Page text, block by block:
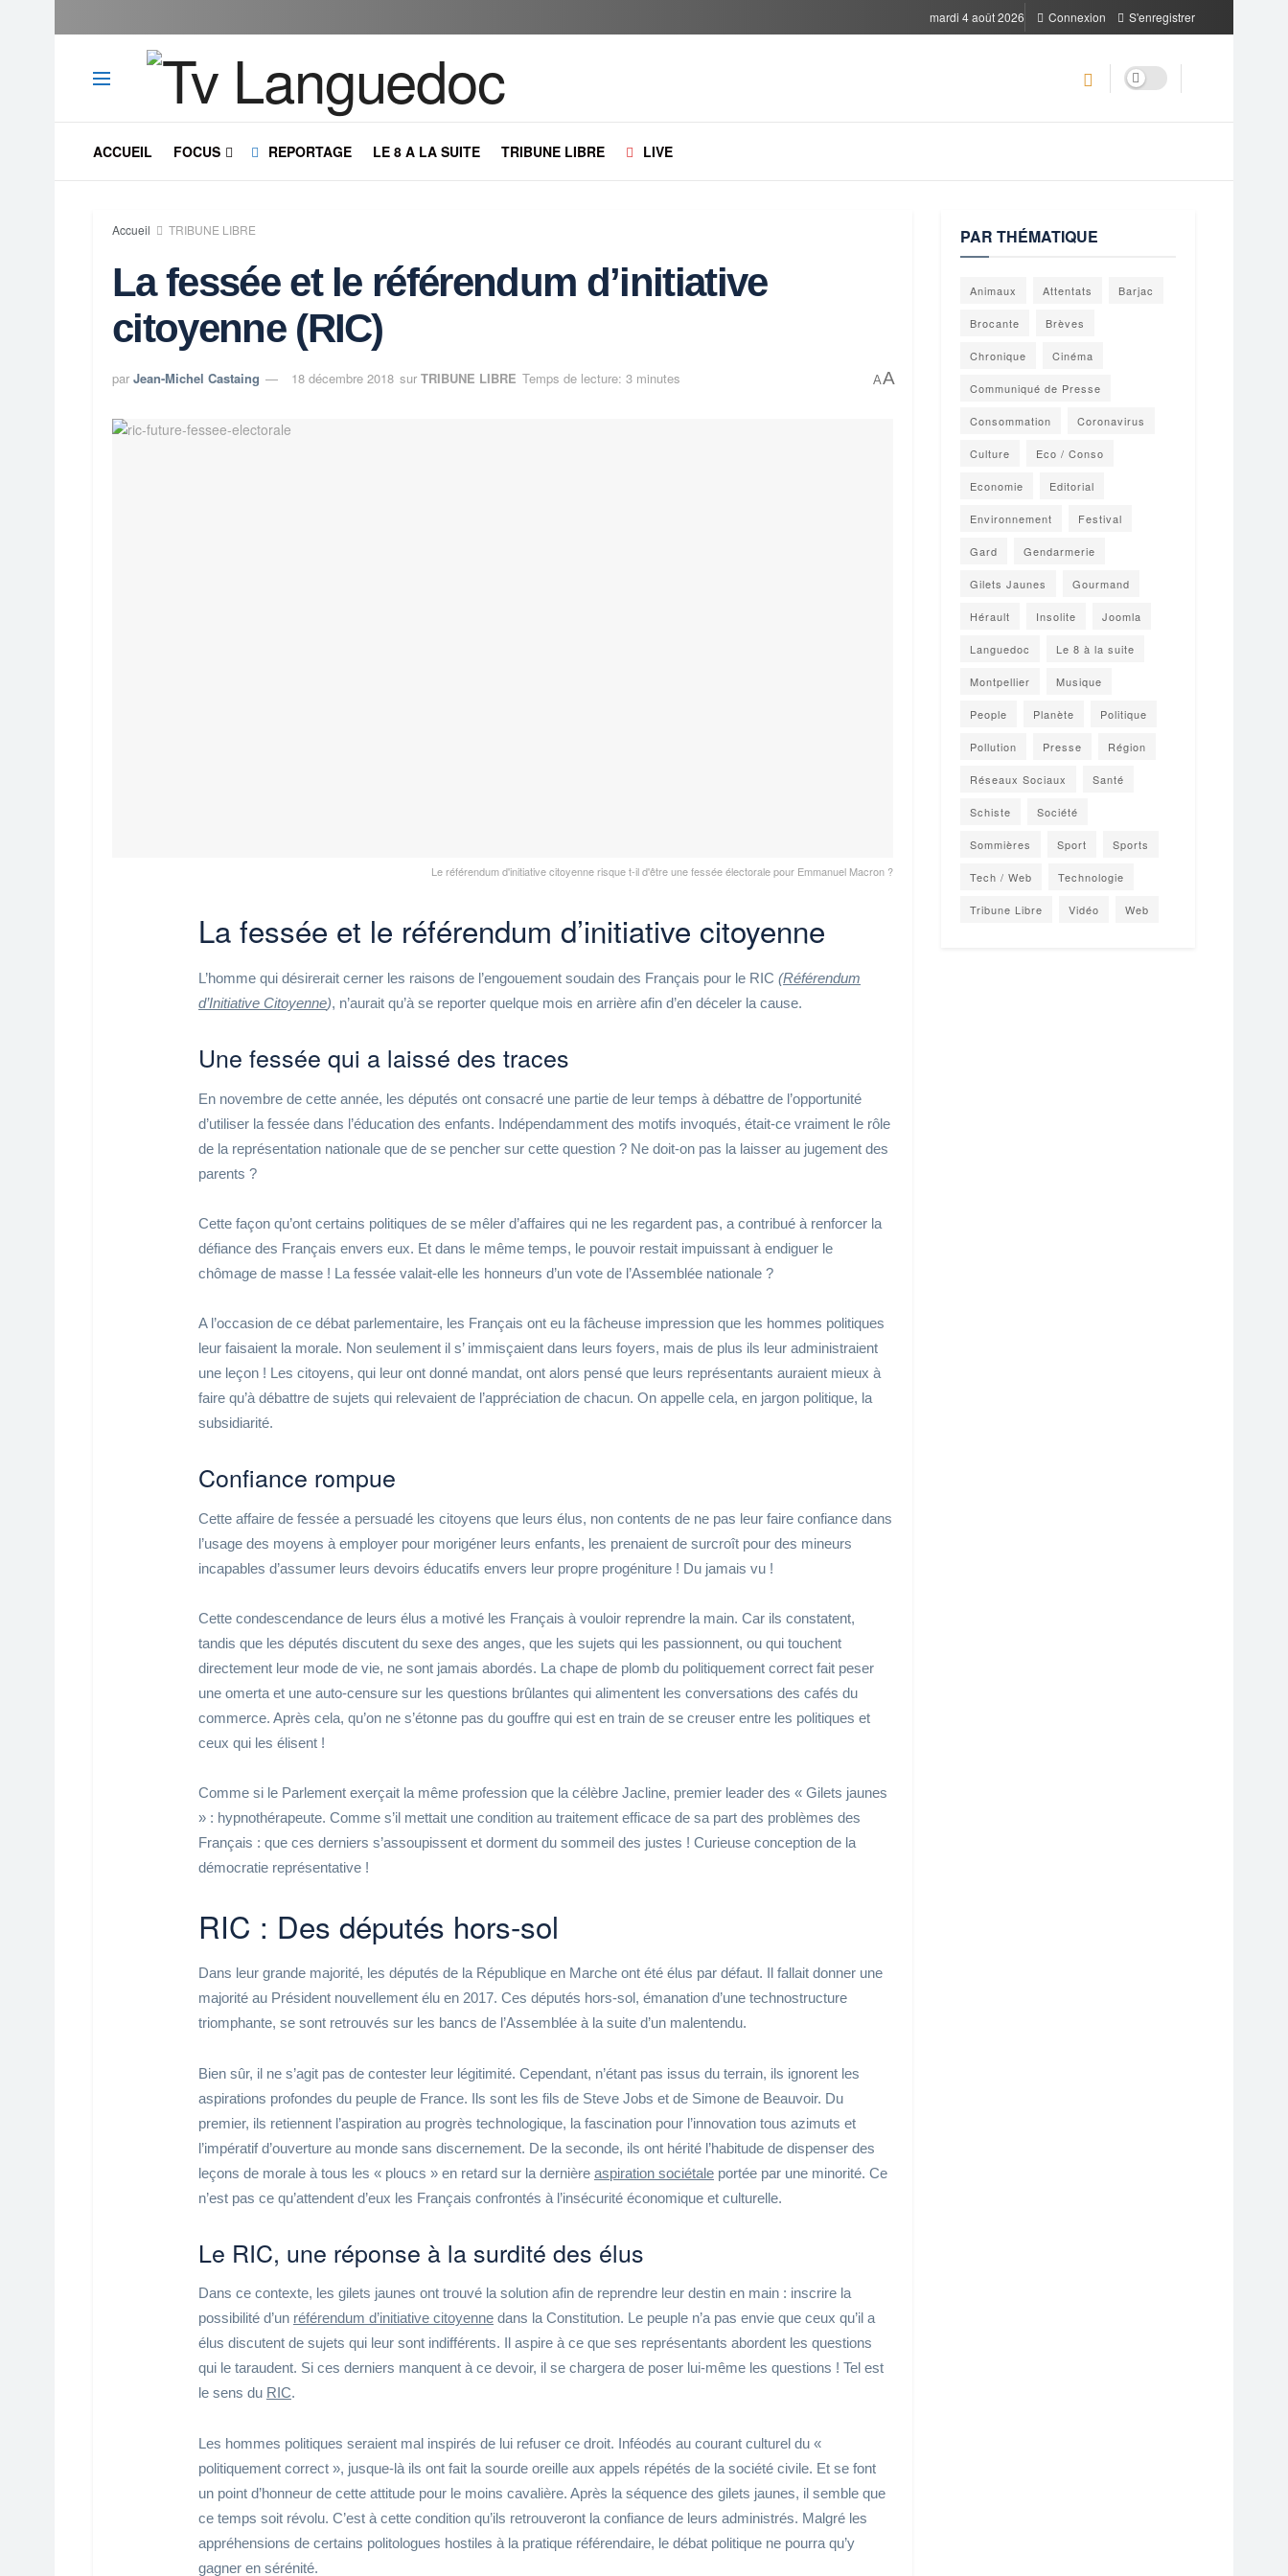
mardi 4 août 2026 Connexion S'enregistrer
ACCUEIL FOCUS REPORTAGE LE 8 A LA SUITE TRIBUNE LIBRE LIVE
Accueil TRIBUNE LIBRE
La fessée et le référendum d’initiative
citoyenne (RIC)
par Jean-Michel Castaing 18 décembre 2018 sur TRIBUNE LIBRE Temps de lecture: 3 minutes AA
Le référendum d'initiative citoyenne risque t-il d'être une fessée électorale pour Emmanuel Macron ?
La fessée et le référendum d’initiative citoyenne
L’homme qui désirerait cerner les raisons de l’engouement soudain des Français pour le RIC (Référendum
d’Initiative Citoyenne), n’aurait qu’à se reporter quelque mois en arrière afin d’en déceler la cause.
Une fessée qui a laissé des traces
En novembre de cette année, les députés ont consacré une partie de leur temps à débattre de l’opportunité
d’utiliser la fessée dans l’éducation des enfants. Indépendamment des motifs invoqués, était-ce vraiment le rôle
de la représentation nationale que de se pencher sur cette question ? Ne doit-on pas la laisser au jugement des
parents ?
Cette façon qu’ont certains politiques de se mêler d’affaires qui ne les regardent pas, a contribué à renforcer la
défiance des Français envers eux. Et dans le même temps, le pouvoir restait impuissant à endiguer le
chômage de masse ! La fessée valait-elle les honneurs d’un vote de l’Assemblée nationale ?
A l’occasion de ce débat parlementaire, les Français ont eu la fâcheuse impression que les hommes politiques
leur faisaient la morale. Non seulement il s’ immisçaient dans leurs foyers, mais de plus ils leur administraient
une leçon ! Les citoyens, qui leur ont donné mandat, ont alors pensé que leurs représentants auraient mieux à
faire qu’à débattre de sujets qui relevaient de l’appréciation de chacun. On appelle cela, en jargon politique, la
subsidiarité.
Confiance rompue
Cette affaire de fessée a persuadé les citoyens que leurs élus, non contents de ne pas leur faire confiance dans
l’usage des moyens à employer pour morigéner leurs enfants, les prenaient de surcroît pour des mineurs
incapables d’assumer leurs devoirs éducatifs envers leur propre progéniture ! Du jamais vu !
Cette condescendance de leurs élus a motivé les Français à vouloir reprendre la main. Car ils constatent,
tandis que les députés discutent du sexe des anges, que les sujets qui les passionnent, ou qui touchent
directement leur mode de vie, ne sont jamais abordés. La chape de plomb du politiquement correct fait peser
une omerta et une auto-censure sur les questions brûlantes qui alimentent les conversations des cafés du
commerce. Après cela, qu’on ne s’étonne pas du gouffre qui est en train de se creuser entre les politiques et
ceux qui les élisent !
Comme si le Parlement exerçait la même profession que la célèbre Jacline, premier leader des « Gilets jaunes
» : hypnothérapeute. Comme s’il mettait une condition au traitement efficace de sa part des problèmes des
Français : que ces derniers s’assoupissent et dorment du sommeil des justes ! Curieuse conception de la
démocratie représentative !
RIC : Des députés hors-sol
Dans leur grande majorité, les députés de la République en Marche ont été élus par défaut. Il fallait donner une
majorité au Président nouvellement élu en 2017. Ces députés hors-sol, émanation d’une technostructure
triomphante, se sont retrouvés sur les bancs de l’Assemblée à la suite d’un malentendu.
Bien sûr, il ne s’agit pas de contester leur légitimité. Cependant, n’étant pas issus du terrain, ils ignorent les
aspirations profondes du peuple de France. Ils sont les fils de Steve Jobs et de Simone de Beauvoir. Du
premier, ils retiennent l’aspiration au progrès technologique, la fascination pour l’innovation tous azimuts et
l’impératif d’ouverture au monde sans discernement. De la seconde, ils ont hérité l’habitude de dispenser des
leçons de morale à tous les « ploucs » en retard sur la dernière aspiration sociétale portée par une minorité. Ce
n’est pas ce qu’attendent d’eux les Français confrontés à l’insécurité économique et culturelle.
Le RIC, une réponse à la surdité des élus
Dans ce contexte, les gilets jaunes ont trouvé la solution afin de reprendre leur destin en main : inscrire la
possibilité d’un référendum d’initiative citoyenne dans la Constitution. Le peuple n’a pas envie que ceux qu’il a
élus discutent de sujets qui leur sont indifférents. Il aspire à ce que ses représentants abordent les questions
qui le taraudent. Si ces derniers manquent à ce devoir, il se chargera de poser lui-même les questions ! Tel est
le sens du RIC.
Les hommes politiques seraient mal inspirés de lui refuser ce droit. Inféodés au courant culturel du «
politiquement correct », jusque-là ils ont fait la sourde oreille aux appels répétés de la société civile. Et se font
un point d’honneur de cette attitude pour le moins cavalière. Après la séquence des gilets jaunes, il semble que
ce temps soit révolu. C’est à cette condition qu’ils retrouveront la confiance de leurs administrés. Malgré les
appréhensions de certains politologues hostiles à la pratique référendaire, le débat politique ne pourra qu’y
gagner en sérénité.
PAR THÉMATIQUE
Animaux Attentats Barjac
Brocante Brèves
Chronique Cinéma
Communiqué de Presse
Consommation Coronavirus
Culture Eco / Conso
Economie Editorial
Environnement Festival
Gard Gendarmerie
Gilets Jaunes Gourmand
Hérault Insolite Joomla
Languedoc Le 8 à la suite
Montpellier Musique
People Planète Politique
Pollution Presse Région
Réseaux Sociaux Santé
Schiste Société
Sommières Sport Sports
Tech / Web Technologie
Tribune Libre Vidéo Web